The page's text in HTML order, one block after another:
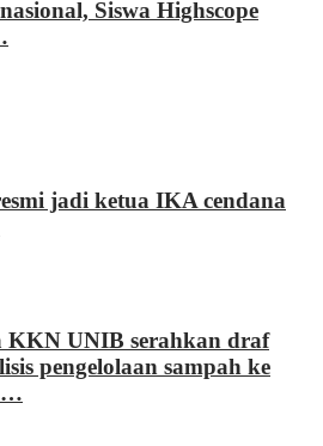
Siswa Highscope
jadi ketua IKA cendana
KKN UNIB serahkan draf
pengelolaan sampah ke